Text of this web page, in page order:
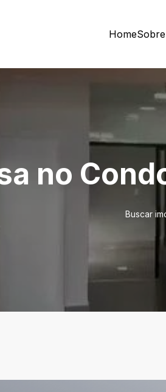
Home
no
Buscar